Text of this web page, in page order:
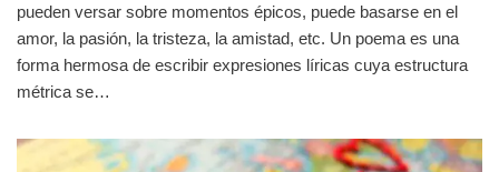
pueden versar sobre momentos épicos, puede basarse en el
amor, la pasión, la tristeza, la amistad, etc. Un poema es una
forma hermosa de escribir expresiones líricas cuya estructura
métrica se…